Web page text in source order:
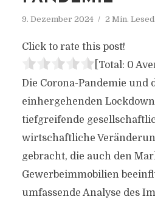
9. Dezember 2024 2 Min.
Click to rate this post!
[Total: 0
Die Corona-Pandemie und
einhergehenden
tiefgreifende
wirtschaftliche
gebracht, die auch den
Gewerbeimmobilien
umfassende Analyse des